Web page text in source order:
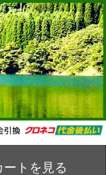
ートを見る